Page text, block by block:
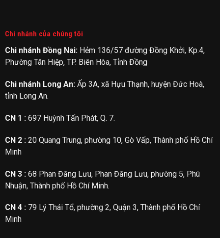
Chi nhánh của chúng tôi
Chi nhánh Đồng Nai:Hẻm 136/57 đường Đồng Khởi, Kp.4,
Phường Tân Hiệp, TP. Biên Hòa, Tỉnh Đồng
Chi nhánh Long An:Ấp 3A, xã Hựu Thạnh, huyện Đức Hoà,
tỉnh Long An.
CN 1 :697 Huỳnh Tấn Phát, Q. 7.
CN 2 :20 Quang Trung, phường 10, Gò Vấp, Thành phố Hồ Chí
Minh
CN 3 :68 Phan Đăng Lưu, Phan Đăng Lưu, phường 5, Phú
Nhuận, Thành phố Hồ Chí Minh.
CN 4 :79 Lý Thái Tổ, phường 2, Quận 3, Thành phố Hồ Chí
Minh